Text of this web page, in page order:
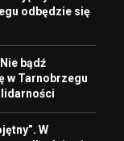
odbędzie się
bądź
w Tarnobrzegu
W